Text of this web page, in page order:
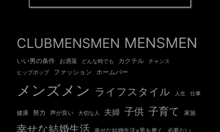
CLUBMENSMEN MENSMEN
いい男の条件 お洒落 どんな時でも カクテル チャンス
ヒップポップ ファッション ホームバー
メンズメン ライフスタイル 人生 仕事
健康 努力 声が良い 大切な人 夫婦 子供 子育て 家族
幸せな結婚生活 幸せな結婚生活×男を磨く 必要ない